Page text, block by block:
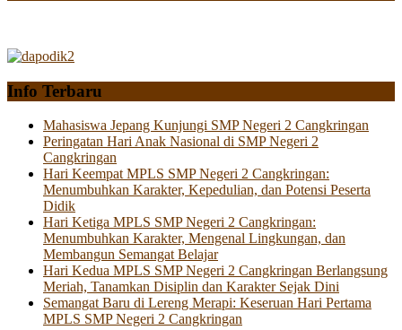
Info Terbaru
Mahasiswa Jepang Kunjungi SMP Negeri 2 Cangkringan
Peringatan Hari Anak Nasional di SMP Negeri 2
Cangkringan
Hari Keempat MPLS SMP Negeri 2 Cangkringan:
Menumbuhkan Karakter, Kepedulian, dan Potensi Peserta
Didik
Hari Ketiga MPLS SMP Negeri 2 Cangkringan:
Menumbuhkan Karakter, Mengenal Lingkungan, dan
Membangun Semangat Belajar
Hari Kedua MPLS SMP Negeri 2 Cangkringan Berlangsung
Meriah, Tanamkan Disiplin dan Karakter Sejak Dini
Semangat Baru di Lereng Merapi: Keseruan Hari Pertama
MPLS SMP Negeri 2 Cangkringan